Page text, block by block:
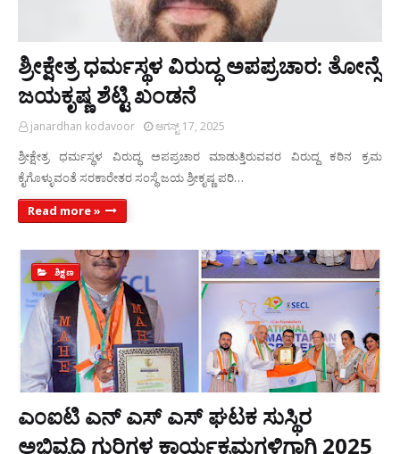
ಶ್ರೀಕ್ಷೇತ್ರ ಧರ್ಮಸ್ಥಳ ವಿರುದ್ಧ ಅಪಪ್ರಚಾರ: ತೋನ್ಸೆ
ಜಯಕೃಷ್ಣ ಶೆಟ್ಟಿ ಖಂಡನೆ
janardhan kodavoor ಆಗಸ್ಟ್ 17, 2025
ಶ್ರೀಕ್ಷೇತ್ರ ಧರ್ಮಸ್ಥಳ ವಿರುದ್ಧ ಅಪಪ್ರಚಾರ ಮಾಡುತ್ತಿರುವವರ ವಿರುದ್ದ ಕಠಿನ ಕ್ರಮ
ಕೈಗೊಳ್ಳುವಂತೆ ಸರಕಾರೇತರ ಸಂಸ್ಥೆ ಜಯ ಶ್ರೀಕೃಷ್ಣ ಪರಿ…
Read more »
ಶಿಕ್ಷಣ
ಎ೦ಐಟಿ ಎನ್ ಎಸ್ ಎಸ್ ಘಟಕ ಸುಸ್ಥಿರ
ಅಭಿವೃದ್ಧಿ ಗುರಿಗಳ ಕಾರ್ಯಕ್ರಮಗಳಿಗಾಗಿ 2025